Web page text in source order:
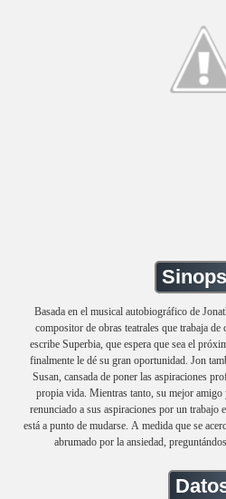
Basada en el musical autobiográfico de
compositor de obras teatrales que trabaja
escribe Superbia, que espera que sea el
finalmente le dé su gran oportunidad. Jon
Susan, cansada de poner las aspiraciones
propia vida. Mientras tanto, su mejor
renunciado a sus aspiraciones por un
está a punto de mudarse. A medida que se
abrumado por la ansiedad,